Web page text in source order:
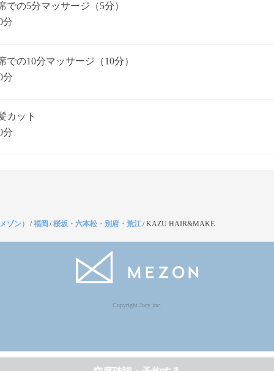
での5分マッサージ（5分）
分
での10分マッサージ（10分）
分
カット
分
ゾン） /福岡 /桜坂・六本松・別府・荒江/KAZU HAIR&MAKE
Copyright Jocy inc.